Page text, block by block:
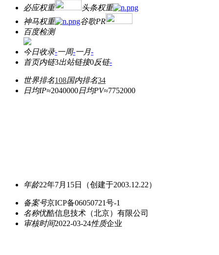
必应权重
头条权重
神马权重
谷歌PR
百度检测
今日收录-一周-一月-
首页内链3出站链接0反链-
世界排名108国内排名34
日均IP≈2040000日均PV≈7752000
年龄22年7月15日 （创建于2003.12.22）
备案号京ICP备06050721号-1
名称优酷信息技术（北京）有限公司
审核时间2022-03-24性质企业